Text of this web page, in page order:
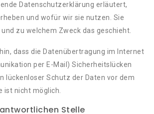
Datenschutzerklärung erläutert,
und wofür wir sie nutzen. Sie
zu welchem Zweck das geschieht.
dass die Datenübertragung im Internet
per E-Mail) Sicherheitslücken
lückenloser Schutz der Daten vor dem
nicht möglich.
Stelle